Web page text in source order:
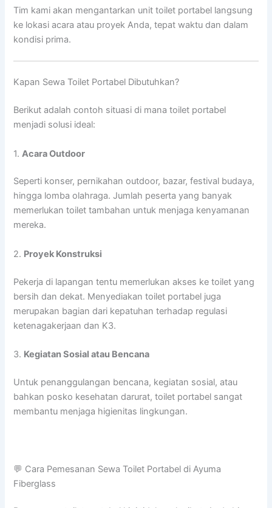
Tim kami akan mengantarkan unit toilet portabel langsung
ke lokasi acara atau proyek Anda, tepat waktu dan dalam
kondisi prima.
Kapan Sewa Toilet Portabel Dibutuhkan?
Berikut adalah contoh situasi di mana toilet portabel
menjadi solusi ideal:
1. Acara Outdoor
Seperti konser, pernikahan outdoor, bazar, festival budaya,
hingga lomba olahraga. Jumlah peserta yang banyak
memerlukan toilet tambahan untuk menjaga kenyamanan
mereka.
2. Proyek Konstruksi
Pekerja di lapangan tentu memerlukan akses ke toilet yang
bersih dan dekat. Menyediakan toilet portabel juga
merupakan bagian dari kepatuhan terhadap regulasi
ketenagakerjaan dan K3.
3. Kegiatan Sosial atau Bencana
Untuk penanggulangan bencana, kegiatan sosial, atau
bahkan posko kesehatan darurat, toilet portabel sangat
membantu menjaga higienitas lingkungan.
💬 Cara Pemesanan Sewa Toilet Portabel di Ayuma
Fiberglass